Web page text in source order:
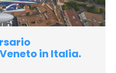
in Italia.